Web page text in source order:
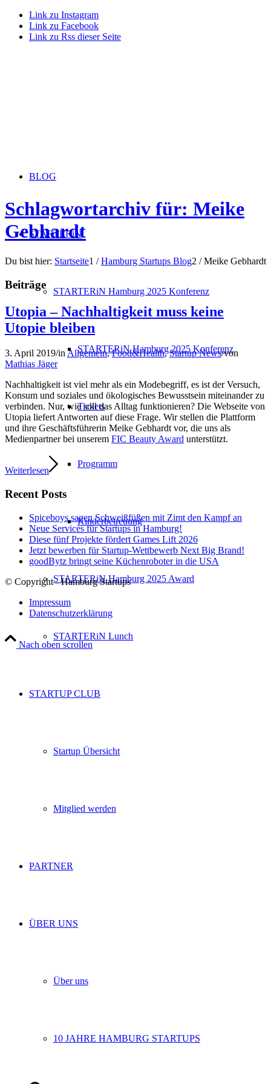
Link zu Instagram
Link zu Facebook
Link zu Rss dieser Seite
BLOG
STARTERiN
STARTERiN Hamburg 2025 Konferenz
STARTERiN Hamburg 2025 Konferenz
Tickets
Programm
Kinderbetreuung
STARTERiN Hamburg 2025 Award
STARTERiN Lunch
STARTUP CLUB
Startup Übersicht
Mitglied werden
PARTNER
ÜBER UNS
Über uns
10 JAHRE HAMBURG STARTUPS
Schlagwortarchiv für: Meike
Gebhardt
Du bist hier: Startseite1 / Hamburg Startups Blog2 / Meike Gebhardt
Beiträge
Utopia – Nachhaltigkeit muss keine
Utopie bleiben
3. April 2019/inAllgemein,Food&Health,Startup News/von
Mathias Jäger
Nachhaltigkeit ist viel mehr als ein Modebegriff, es ist der Versuch,
Konsum und soziales und ökologisches Bewusstsein miteinander zu
verbinden. Nur, wie soll das Alltag funktionieren? Die Webseite von
Utopia liefert Antworten auf diese Frage. Wir stellen die Plattform
und ihre Geschäftsführerin Meike Gebhardt vor, die uns als
Medienpartner bei unserem FIC Beauty Award unterstützt.
Weiterlesen
Recent Posts
Spiceboys sagen Schweißfüßen mit Zimt den Kampf an
Neue Services für Startups in Hamburg!
Diese fünf Projekte fördert Games Lift 2026
Jetzt bewerben für Startup-Wettbewerb Next Big Brand!
goodBytz bringt seine Küchenroboter in die USA
© Copyright - Hamburg Startups
Impressum
Datenschutzerklärung
Nach oben scrollen